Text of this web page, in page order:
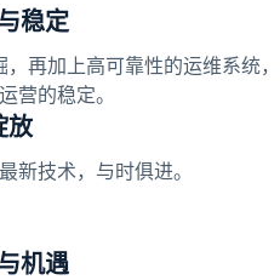
稳定
再加上高可靠性的运维系统，
营的稳定。
放
新技术，与时俱进。
机遇